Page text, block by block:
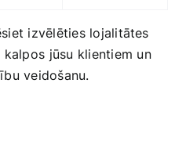
izvēlēties​ lojalitātes
jūsu klientiem un
veidošanu.